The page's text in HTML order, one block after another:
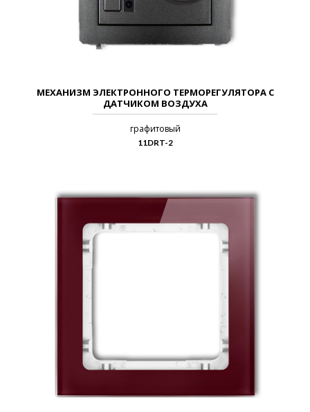
МЕХАНИЗМ ЭЛЕКТРОННОГО ТЕРМОРЕГУЛЯТОРА С
ДАТЧИКОМ ВОЗДУХА
графитовый
11DRT-2